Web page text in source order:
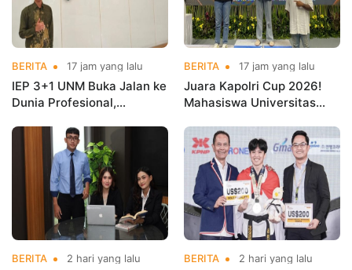
BERITA 17 jam yang lalu
IEP 3+1 UNM Buka Jalan ke
Dunia Profesional,
Kementerian Koperasi
BERITA 17 jam yang lalu
Juara Kapolri Cup 2026!
Mahasiswa Universitas
Nama Kampus di Kejurnas
Taekwondo
BERITA 2 hari yang lalu BERITA 2 hari yang lalu